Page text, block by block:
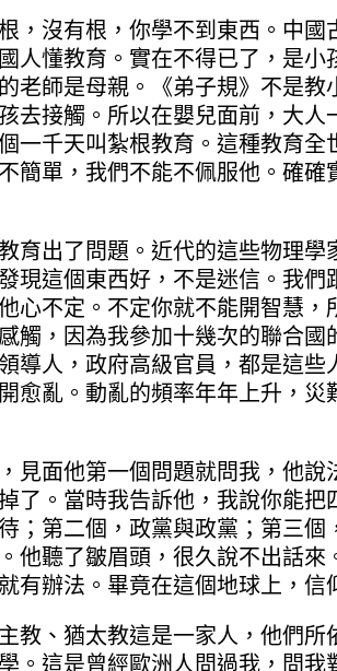
沒有根，你學不到東西。中國
人懂教育。實在不得已了，是
師是母親。《弟子規》不是教
去接觸。所以在嬰兒面前，大
一千天叫紮根教育。這種教育
簡單，我們不能不佩服他。確
出了問題。近代的這些物理學
現這個東西好，不是迷信。我
心不定。不定你就不能開智慧
觸，因為我參加十幾次的聯合
導人，政府高級官員，都是這些
愈亂。動亂的頻率年年上升，
面他第一個問題就問我，他說
。當時我告訴他，我說你能把
；第二個，政黨與政黨；第三
他聽了皺眉頭，很久說不出話
辦法。畢竟在這個地球上，信
、猶太教這是一家人，他們所
。這是曾經歐洲人問過我，問